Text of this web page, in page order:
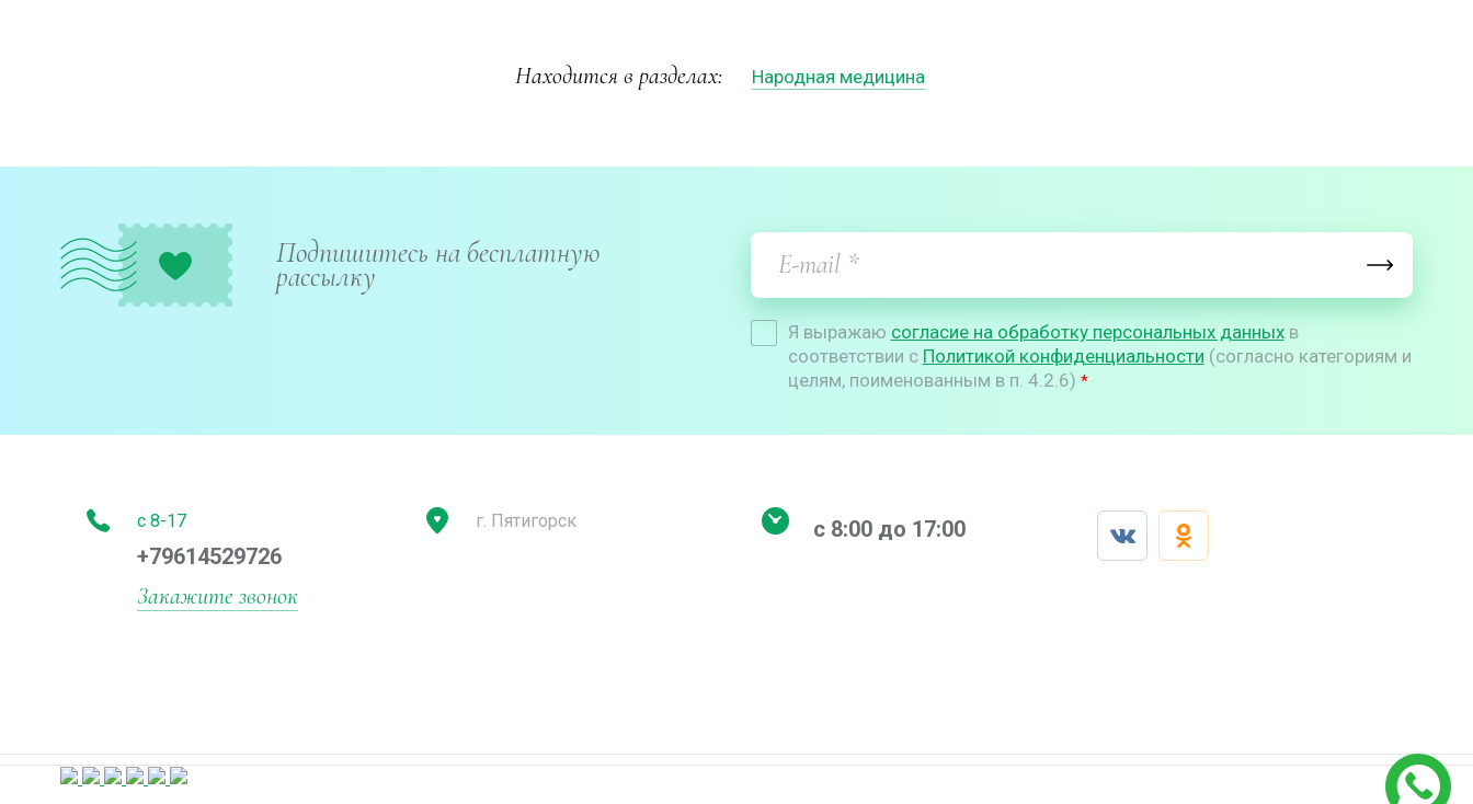
Находится в разделах: Народная медицина
Подпишитесь на бесплатную
рассылку
Я выражаю согласие на обработку персональных данныхв
соответствии с Политикой конфиденциальности (согласно категориям и
целям, поименованным в п. 4.2.6) *
с 8-17
+79614529726
Закажите звонок
г. Пятигорск с 8:00 до 17:00